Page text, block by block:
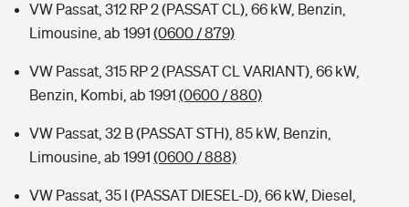
VW Passat, 312 RP 2 (PASSAT CL), 66 kW, Benzin,
Limousine, ab 1991 (0600 / 879)
VW Passat, 315 RP 2 (PASSAT CL VARIANT), 66 kW,
Benzin, Kombi, ab 1991 (0600 / 880)
VW Passat, 32 B (PASSAT STH), 85 kW, Benzin,
Limousine, ab 1991 (0600 / 888)
VW Passat, 35 I (PASSAT DIESEL-D), 66 kW, Diesel,